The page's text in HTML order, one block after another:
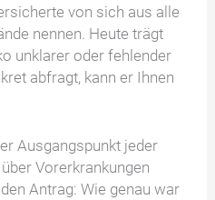
von sich aus alle
nennen. Heute trägt
unklarer oder fehlender
abfragt, kann er Ihnen
Ausgangspunkt jeder
Vorerkrankungen
Antrag: Wie genau war